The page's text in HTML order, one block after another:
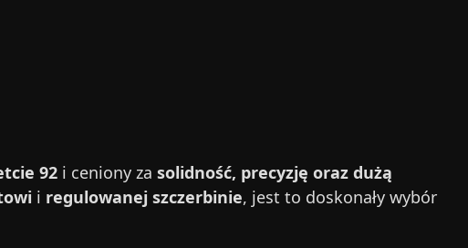
92 i ceniony za solidność, precyzję oraz dużą
i regulowanej szczerbinie, jest to doskonały wybór